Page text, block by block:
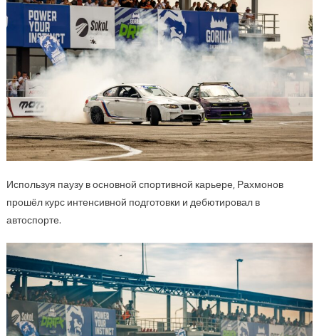
Используя паузу в основной спортивной карьере, Рахмонов
прошёл курс интенсивной подготовки и дебютировал в
автоспорте.